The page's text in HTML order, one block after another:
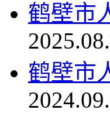
鹤壁市
鹤壁市